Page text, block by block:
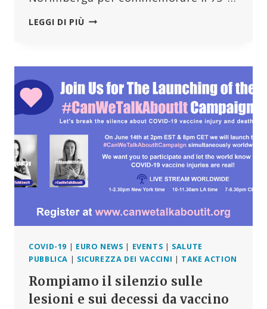
LEGGI DI PIÙVERA
TUTTI,
MAI
PIÙ
È
ORA”
DISCORSO
COMPLETO
(VIDEO+TRASCRIZIONE)
NORIMBERGA,
2022
COVID-19 | EURO NEWS | EVENTS | SALUTE
PUBBLICA | SICUREZZA DEI VACCINI | TAKE ACTION
Rompiamo il silenzio sulle
lesioni e sui decessi da vaccino